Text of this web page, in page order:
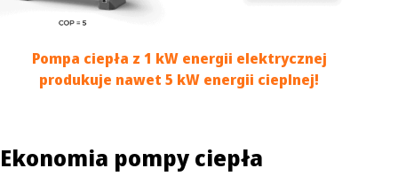
Pompa ciepła z 1 kW energii elektrycznej
produkuje nawet 5 kW energii cieplnej!
Ekonomia pompy ciepła